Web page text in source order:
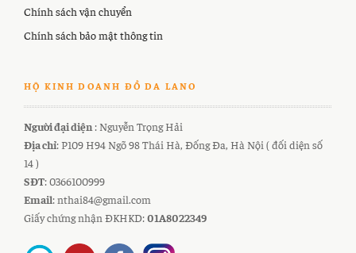
Chính sách vận chuyển
Chính sách bảo mật thông tin
HỘ KINH DOANH ĐỒ DA LANO
Người đại diện : Nguyễn Trọng Hải
Địa chỉ: P109 H94 Ngõ 98 Thái Hà, Đống Đa, Hà Nội ( đối diện số
14 )
SĐT: 0366100999
Email: nthai84@gmail.com
Giấy chứng nhận ĐKHKD:01A8022349